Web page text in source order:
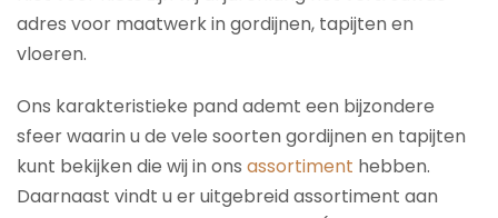
adres voor maatwerk in gordijnen, tapijten en
vloeren.
Ons karakteristieke pand ademt een bijzondere
sfeer waarin u de vele soorten gordijnen en tapijten
kunt bekijken die wij in ons assortiment hebben.
Daarnaast vindt u er uitgebreid assortiment aan